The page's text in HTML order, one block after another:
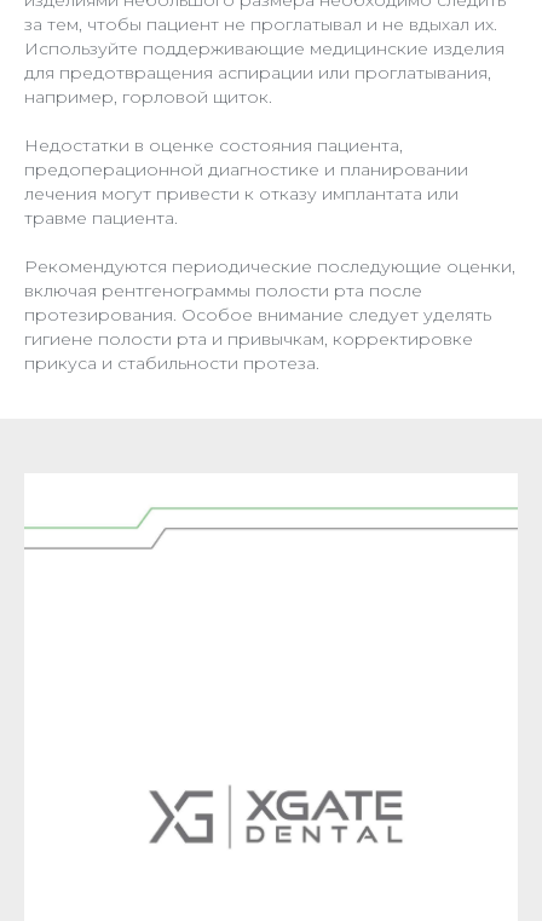
за тем, чтобы пациент не проглатывал и не вдыхал их.
Используйте поддерживающие медицинские изделия
для предотвращения аспирации или проглатывания,
например, горловой щиток.
Недостатки в оценке состояния пациента,
предоперационной диагностике и планировании
лечения могут привести к отказу имплантата или
травме пациента.
Рекомендуются периодические последующие оценки,
включая рентгенограммы полости рта после
протезирования. Особое внимание следует уделять
гигиене полости рта и привычкам, корректировке
прикуса и стабильности протеза.